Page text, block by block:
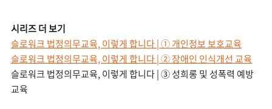
시리즈 더 보기
슬로워크 법정의무교육, 이렇게 합니다 | ① 개인정보 보호교육
슬로워크 법정의무교육, 이렇게 합니다 | ② 장애인 인식개선 교육
슬로워크 법정의무교육, 이렇게 합니다 | ③ 성희롱 및 성폭력 예방
교육